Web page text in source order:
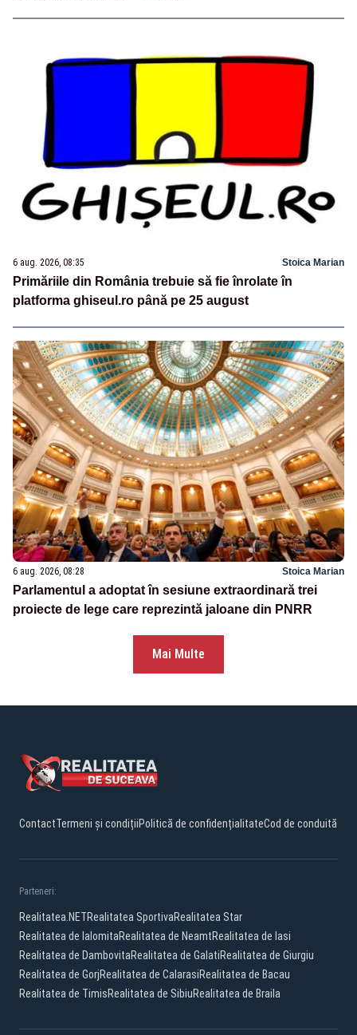
6 aug. 2026, 08:35 Stoica Marian
Primăriile din România trebuie să fie înrolate în
platforma ghiseul.ro până pe 25 august
6 aug. 2026, 08:28 Stoica Marian
Parlamentul a adoptat în sesiune extraordinară trei
proiecte de lege care reprezintă jaloane din PNRR
Mai Multe
ContactTermeni și condițiiPolitică de confidențialitateCod de conduită
Parteneri:
Realitatea.NETRealitatea SportivaRealitatea Star
Realitatea de IalomitaRealitatea de NeamtRealitatea de Iasi
Realitatea de DambovitaRealitatea de GalatiRealitatea de Giurgiu
Realitatea de GorjRealitatea de CalarasiRealitatea de Bacau
Realitatea de TimisRealitatea de SibiuRealitatea de Braila